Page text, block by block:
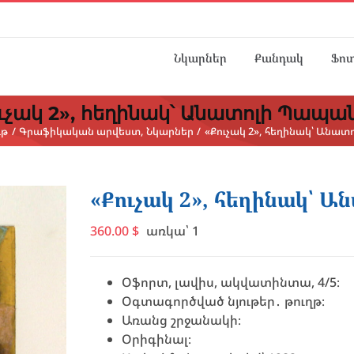
Նկարներ Քանդակ
2», հեղինակ՝ Անատոլի
Գրաֆիկական արվեստ Նկարներ «Քուչակ 2», հեղինակ՝
«Քուչակ 2», հեղինակ՝
360.00 $ առկա՝ 1
Օֆորտ, լավիս, ակվատինտա, 4/5։
Օգտագործված նյութեր․ թուղթ։
Առանց շրջանակի։
Օրիգինալ։